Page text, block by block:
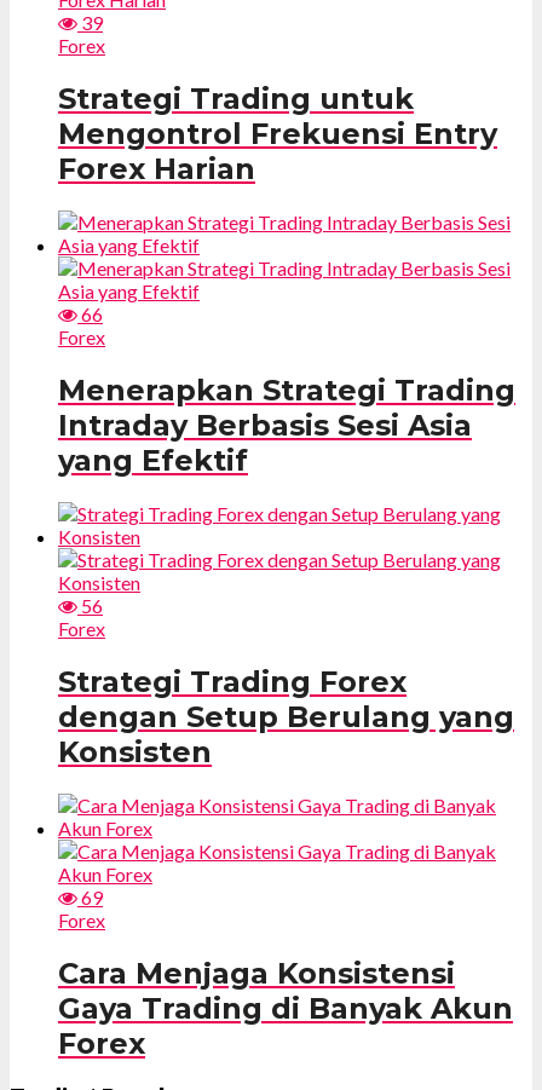
39
Forex
Strategi Trading untuk
Mengontrol Frekuensi Entry
Forex Harian
66
Forex
Menerapkan Strategi Trading
Intraday Berbasis Sesi Asia
yang Efektif
56
Forex
Strategi Trading Forex
dengan Setup Berulang yang
Konsisten
69
Forex
Cara Menjaga Konsistensi
Gaya Trading di Banyak Akun
Forex